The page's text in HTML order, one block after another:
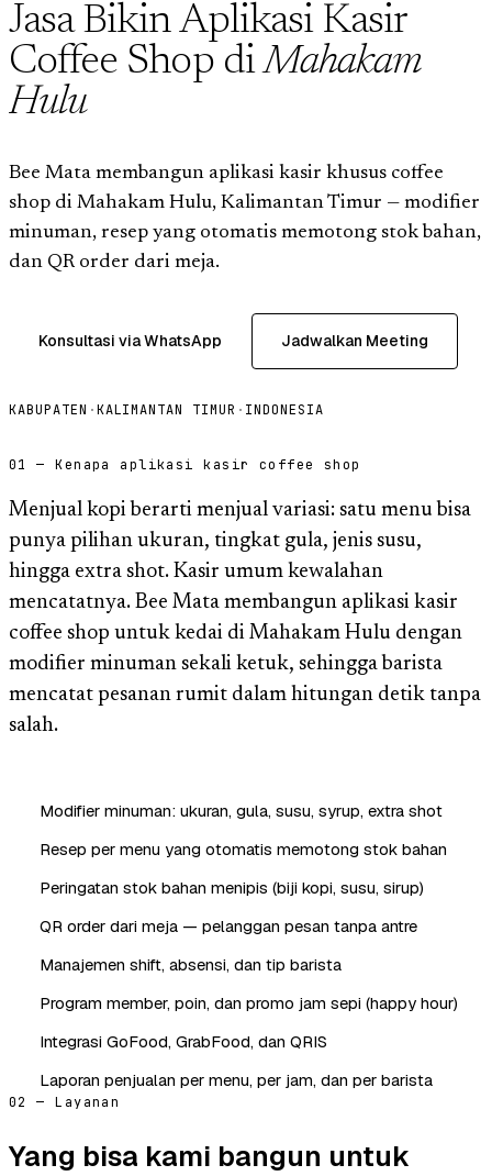
Jasa Bikin Aplikasi Kasir
Coffee Shop diMahakam
Hulu
Bee Mata membangun aplikasi kasir khusus coffee
shop di Mahakam Hulu, Kalimantan Timur — modifier
minuman, resep yang otomatis memotong stok bahan,
dan QR order dari meja.
Konsultasi via WhatsApp Jadwalkan Meeting
KABUPATEN ·KALIMANTAN TIMUR · INDONESIA
01 — Kenapa aplikasi kasir coffee shop
Menjual kopi berarti menjual variasi: satu menu bisa
punya pilihan ukuran, tingkat gula, jenis susu,
hingga extra shot. Kasir umum kewalahan
mencatatnya. Bee Mata membangun aplikasi kasir
coffee shop untuk kedai di Mahakam Hulu dengan
modifier minuman sekali ketuk, sehingga barista
mencatat pesanan rumit dalam hitungan detik tanpa
salah.
Modifier minuman: ukuran, gula, susu, syrup, extra shot
Resep per menu yang otomatis memotong stok bahan
Peringatan stok bahan menipis (biji kopi, susu, sirup)
QR order dari meja — pelanggan pesan tanpa antre
Manajemen shift, absensi, dan tip barista
Program member, poin, dan promo jam sepi (happy hour)
Integrasi GoFood, GrabFood, dan QRIS
Laporan penjualan per menu, per jam, dan per barista
02 — Layanan
Yang bisa kami bangun untuk